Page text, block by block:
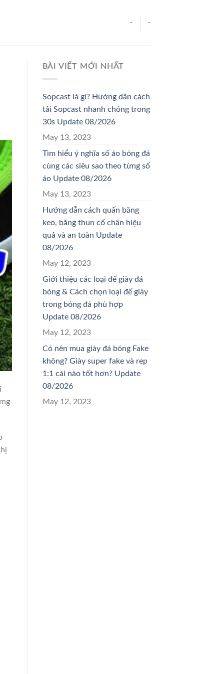
- -
BÀI VIẾT MỚI NHẤT
Sopcast là gì? Hướng dẫn cách
tải Sopcast nhanh chóng trong
30s Update 08/2026
May 13, 2023
Tìm hiểu ý nghĩa số áo bóng đá
cùng các siêu sao theo từng số
áo Update 08/2026
May 13, 2023
Hướng dẫn cách quấn băng
keo, băng thun cổ chân hiệu
quả và an toàn Update
08/2026
May 12, 2023
Giới thiệu các loại đế giày đá
bóng & Cách chọn loại đế giày
trong bóng đá phù hợp
Update 08/2026
May 12, 2023
Có nên mua giày đá bóng Fake
không? Giày super fake và rep
1:1 cái nào tốt hơn? Update
08/2026
May 12, 2023